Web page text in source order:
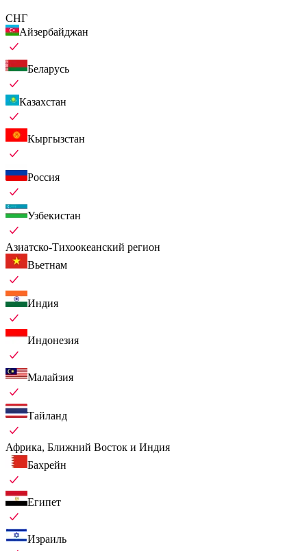
СНГ
Айзербайджан
Беларусь
Казахстан
Кыргызстан
Россия
Узбекистан
Азиатско-Тихоокеанский регион
Вьетнам
Индия
Индонезия
Малайзия
Тайланд
Африка, Ближний Восток и Индия
Бахрейн
Египет
Израиль